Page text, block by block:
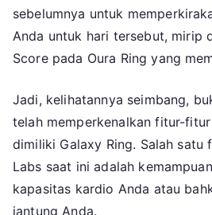
sebelumnya untuk
Anda untuk hari tersebut, mirip
Score pada Oura Ring yang
Jadi, kelihatannya seimbang,
telah memperkenalkan fitur-
dimiliki Galaxy Ring. Salah satu
Labs saat ini adalah
kapasitas kardio Anda atau
jantung Anda.